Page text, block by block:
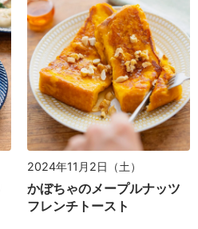
2024年11月2日（土）
かぼちゃのメープルナッツ
フレンチトースト